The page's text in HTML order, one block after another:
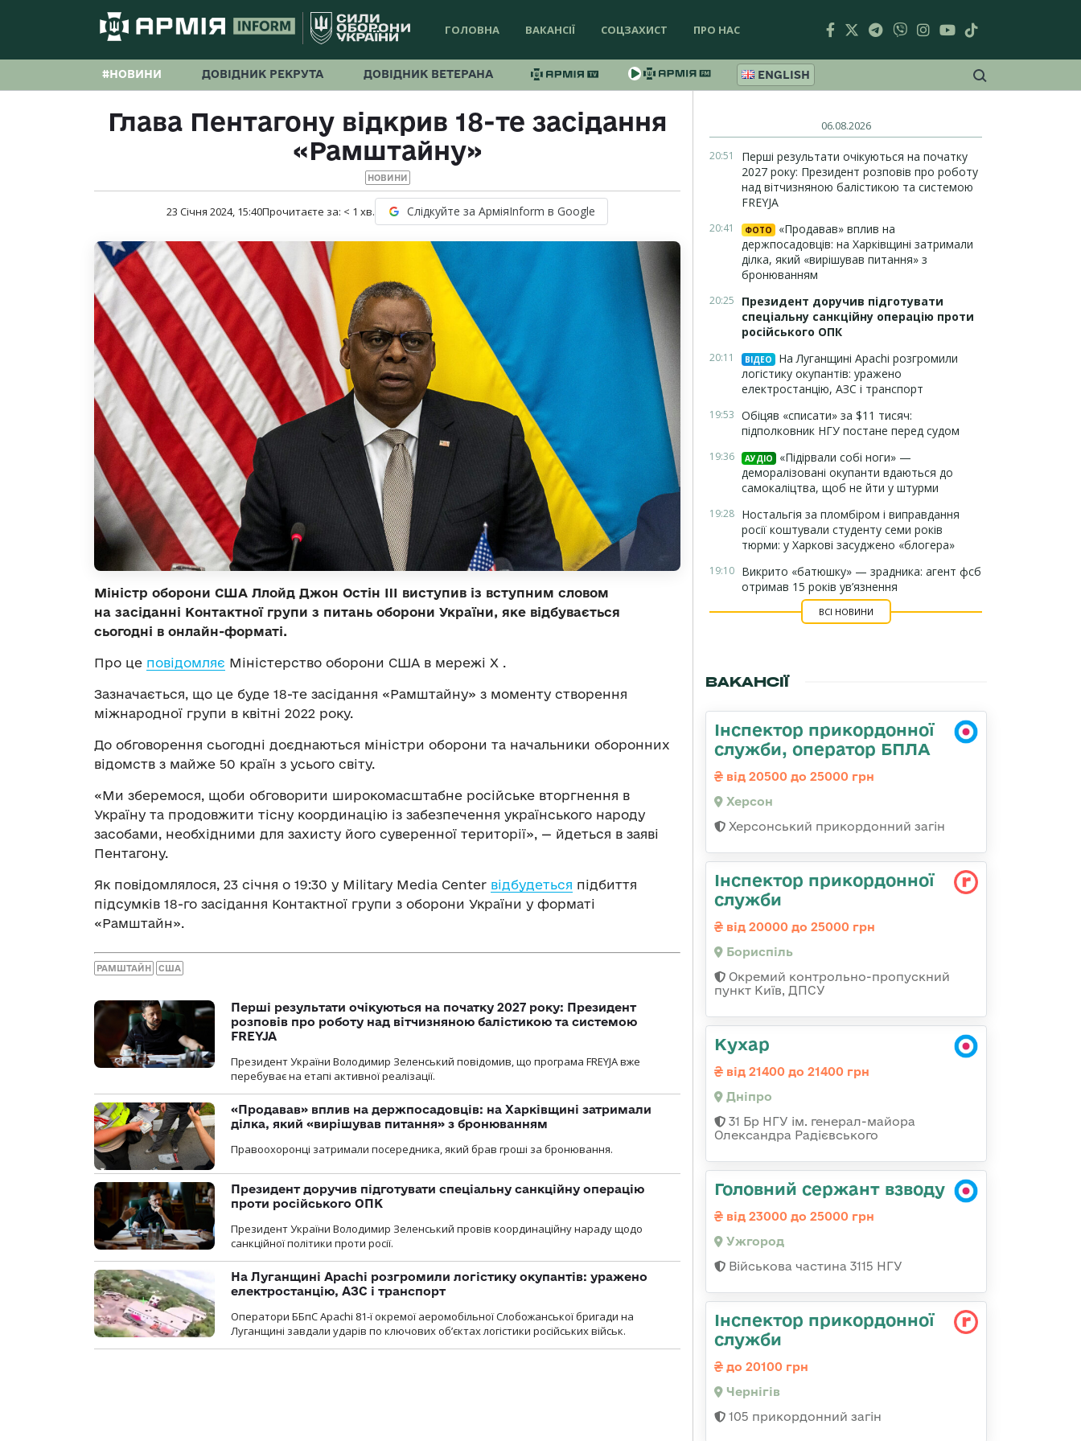
ГОЛОВНА ВАКАНСІЇ СОЦЗАХИСТ ПРО НАС
#НОВИНИ ДОВІДНИК РЕКРУТА ДОВІДНИК ВЕТЕРАНА ENGLISH
Глава Пентагону відкрив 18-те засідання
«Рамштайну»
НОВИНИ
23 Січня 2024, 15:40Прочитаєте за: < 1 хв. Слідкуйте за АрміяInform в Google
Міністр оборони США Ллойд Джон Остін III виступив із вступним словом
на засіданні Контактної групи з питань оборони України, яке відбувається
сьогодні в онлайн-форматі.
Про це повідомляє Міністерство оборони США в мережі Х .
Зазначається, що це буде 18-те засідання «Рамштайну» з моменту створення
міжнародної групи в квітні 2022 року.
До обговорення сьогодні доєднаються міністри оборони та начальники оборонних
відомств з майже 50 країн з усього світу.
«Ми зберемося, щоби обговорити широкомасштабне російське вторгнення в
Україну та продовжити тісну координацію із забезпечення українського народу
засобами, необхідними для захисту його суверенної території», — йдеться в заяві
Пентагону.
Як повідомлялося, 23 січня о 19:30 у Military Media Center відбудеться підбиття
підсумків 18-го засідання Контактної групи з оборони України у форматі
«Рамштайн».
РАМШТАЙН США
Перші результати очікуються на початку 2027 року: Президент
розповів про роботу над вітчизняною балістикою та системою
FREYJA
Президент України Володимир Зеленський повідомив, що програма FREYJA вже
перебуває на етапі активної реалізації.
«Продавав» вплив на держпосадовців: на Харківщині затримали
ділка, який «вирішував питання» з бронюванням
Правоохоронці затримали посередника, який брав гроші за бронювання.
Президент доручив підготувати спеціальну санкційну операцію
проти російського ОПК
Президент України Володимир Зеленський провів координаційну нараду щодо
санкційної політики проти росії.
На Луганщині Apachi розгромили логістику окупантів: уражено
електростанцію, АЗС і транспорт
Оператори ББпС Apachi 81-ї окремої аеромобільної Слобожанської бригади на
Луганщині завдали ударів по ключових об’єктах логістики російських військ.
06.08.2026
20:51
Перші результати очікуються на початку
2027 року: Президент розповів про роботу
над вітчизняною балістикою та системою
FREYJA
20:41 ФОТО
«Продавав» вплив на
держпосадовців: на Харківщині затримали
ділка, який «вирішував питання» з
бронюванням
20:25
Президент доручив підготувати
спеціальну санкційну операцію проти
російського ОПК
20:11 ВІДЕО
На Луганщині Apachi розгромили
логістику окупантів: уражено
електростанцію, АЗС і транспорт
19:53 Обіцяв «списати» за $11 тисяч:
підполковник НГУ постане перед судом
19:36 АУДІО
«Підірвали собі ноги» —
деморалізовані окупанти вдаються до
самокаліцтва, щоб не йти у штурми
19:28 Ностальгія за пломбіром і виправдання
росії коштували студенту семи років
тюрми: у Харкові засуджено «блогера»
19:10 Викрито «батюшку» — зрадника: агент фсб
отримав 15 років ув’язнення
ВСІ НОВИНИ
ВАКАНСІЇ
Інспектор прикордонної
служби, оператор БПЛА
від 20500 до 25000 грн
Херсон
Херсонський прикордонний загін
Інспектор прикордонної
служби
від 20000 до 25000 грн
Бориспіль
Окремий контрольно-пропускний
пункт Київ, ДПСУ
Кухар
від 21400 до 21400 грн
Дніпро
31 Бр НГУ ім. генерал-майора
Олександра Радієвського
Головний сержант взводу
від 23000 до 25000 грн
Ужгород
Військова частина 3115 НГУ
Інспектор прикордонної
служби
до 20100 грн
Чернігів
105 прикордонний загін